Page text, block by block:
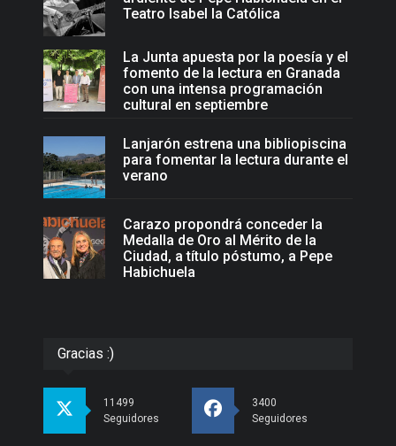
Teatro Isabel la Católica
La Junta apuesta por la poesía y el
fomento de la lectura en Granada
con una intensa programación
cultural en septiembre
Lanjarón estrena una bibliopiscina
para fomentar la lectura durante el
verano
Carazo propondrá conceder la
Medalla de Oro al Mérito de la
Ciudad, a título póstumo, a Pepe
Habichuela
Gracias :)
11499
Seguidores
3400
Seguidores